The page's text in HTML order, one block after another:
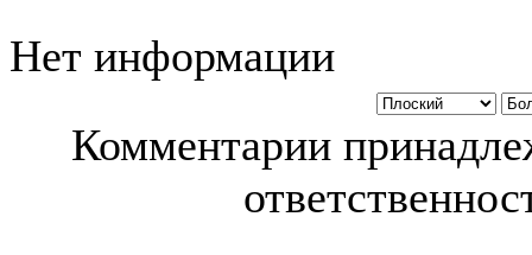
Нет информации
Комментарии